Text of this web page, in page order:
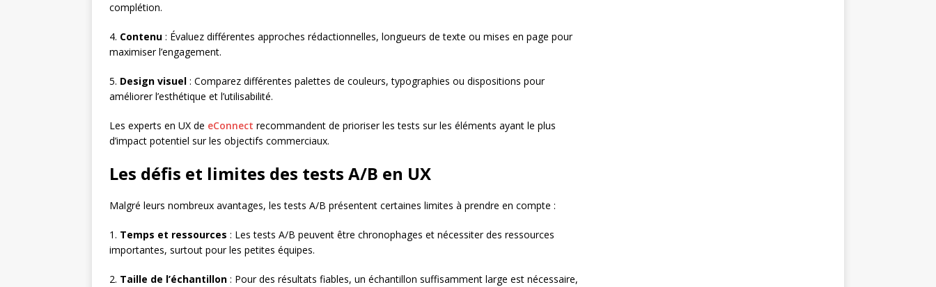
complétion.
4. Contenu : Évaluez différentes approches rédactionnelles, longueurs de texte ou mises en page pour
maximiser l’engagement.
5. Design visuel : Comparez différentes palettes de couleurs, typographies ou dispositions pour
améliorer l’esthétique et l’utilisabilité.
Les experts en UX de eConnect recommandent de prioriser les tests sur les éléments ayant le plus
d’impact potentiel sur les objectifs commerciaux.
Les défis et limites des tests A/B en UX
Malgré leurs nombreux avantages, les tests A/B présentent certaines limites à prendre en compte :
1. Temps et ressources : Les tests A/B peuvent être chronophages et nécessiter des ressources
importantes, surtout pour les petites équipes.
2. Taille de l’échantillon : Pour des résultats fiables, un échantillon suffisamment large est nécessaire,